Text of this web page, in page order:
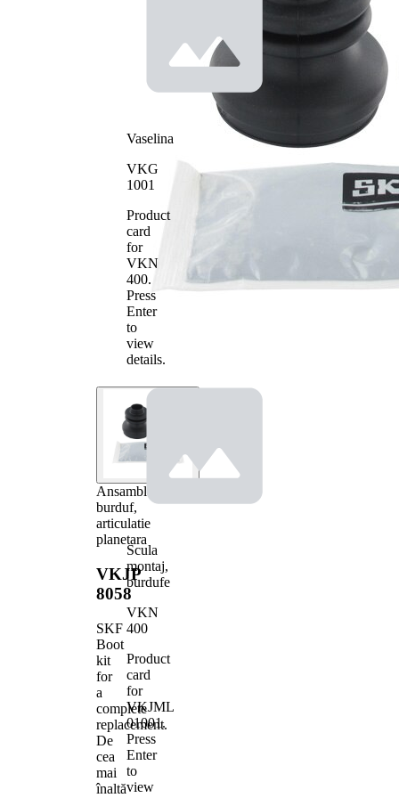
Ansamblu
burduf,
articulatie
planetara
VKJP
8058
SKF
Boot
kit
for
a
complete
replacement.
De
cea
mai
înaltă
Vaselina
VKG
1001
Product
card
for
VKN
400.
Press
Enter
to
view
details.
Scula
montaj,
burdufe
VKN
400
Product
card
for
VKJML
01001.
Press
Enter
to
view